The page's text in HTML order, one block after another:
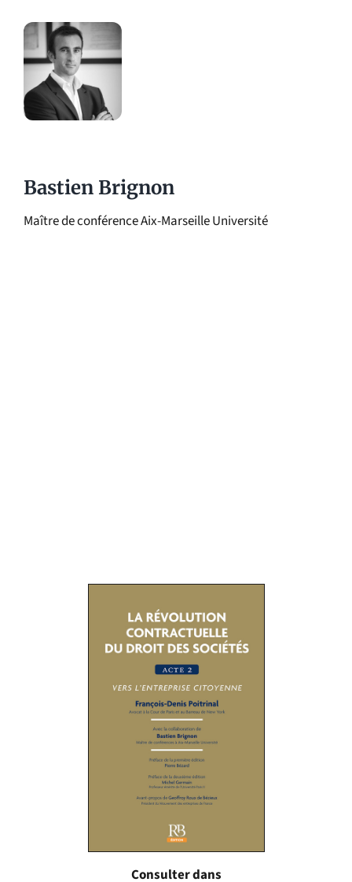
Bastien Brignon
Maître de conférence Aix-Marseille Université
Consulter dans